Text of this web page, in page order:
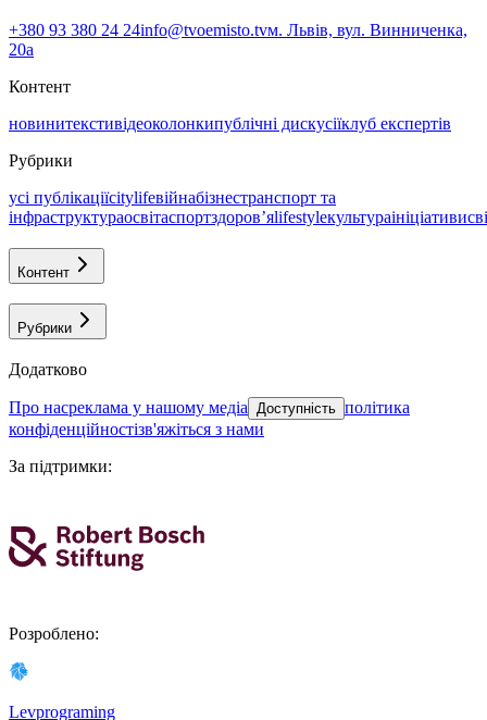
+380 93 380 24 24info@tvoemisto.tvм. Львів, вул. Винниченка,
20а
Контент
новинитекстивідеоколонкипублічні дискусіїклуб експертів
Рубрики
усі публікаціїcitylifeвійнабізнестранспорт та
інфраструктураосвітаспортздоровʼяlifestyleкультураініціативи
Контент
Рубрики
Додатково
про насреклама у нашому медіа Доступність політика
конфіденційностізв'яжіться з нами
За підтримки:
Розроблено:
Levprograming